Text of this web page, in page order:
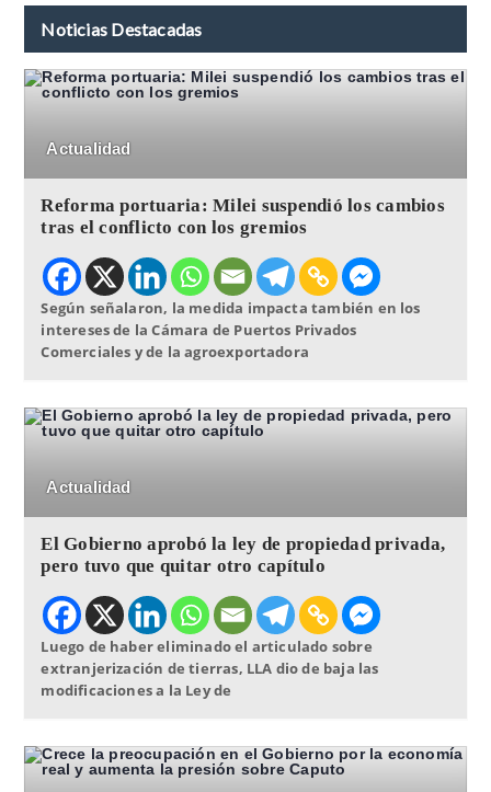
Noticias Destacadas
Actualidad
Reforma portuaria: Milei suspendió los cambios
tras el conflicto con los gremios
Según señalaron, la medida impacta también en los
intereses de la Cámara de Puertos Privados
Comerciales y de la agroexportadora
Actualidad
El Gobierno aprobó la ley de propiedad privada,
pero tuvo que quitar otro capítulo
Luego de haber eliminado el articulado sobre
extranjerización de tierras, LLA dio de baja las
modificaciones a la Ley de